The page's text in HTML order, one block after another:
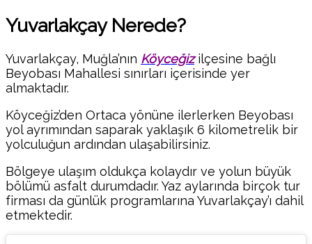
Yuvarlakçay Nerede?
Yuvarlakçay, Muğla’nın Köyceğizilçesine bağlı
Beyobası Mahallesi sınırları içerisinde yer
almaktadır.
Köyceğiz’den Ortaca yönüne ilerlerken Beyobası
yol ayrımından saparak yaklaşık 6 kilometrelik bir
yolculuğun ardından ulaşabilirsiniz.
Bölgeye ulaşım oldukça kolaydır ve yolun büyük
bölümü asfalt durumdadır. Yaz aylarında birçok tur
firması da günlük programlarına Yuvarlakçay’ı dahil
etmektedir.